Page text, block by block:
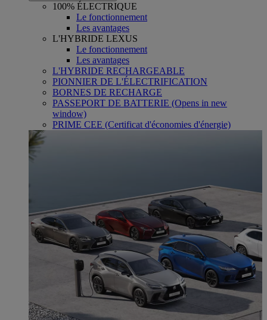
100% ÉLECTRIQUE
Le fonctionnement
Les avantages
L'HYBRIDE LEXUS
Le fonctionnement
Les avantages
L'HYBRIDE RECHARGEABLE
PIONNIER DE L'ÉLECTRIFICATION
BORNES DE RECHARGE
PASSEPORT DE BATTERIE (Opens in new
window)
PRIME CEE (Certificat d'économies d'énergie)